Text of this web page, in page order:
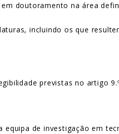
doutoramento na área
incluindo os que
previstas no artigo
de investigação em